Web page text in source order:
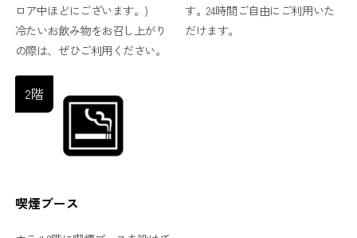
ロア中ほどにございます。)
冷たいお飲み物をお召し上がり
の際は、ぜひご利用ください。
す。24時間ご自由にご利用いた
だけます。
2階
喫煙ブース